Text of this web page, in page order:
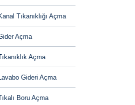
Tıkanıklığı Açma
Açma
Açma
Gideri Açma
Boru Açma